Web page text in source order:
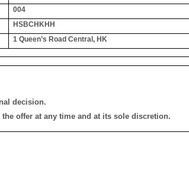
004
HSBCHKHH
1 Queen’s Road Central, HK
decision.
offer at any time and at its sole discretion.